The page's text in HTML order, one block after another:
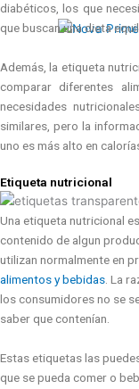
diabéticos, los que
que buscan una dieta
Además, la etiqueta
comparar diferentes
necesidades
similares, pero la
uno es más alto en
Etiqueta nutricional
Una etiqueta nutricional
contenido de algun
utilizan normalmente en
alimentos y bebidas . La
los consumidores no se
saber que contenían.
Estas etiquetas las
que se pueda comer o